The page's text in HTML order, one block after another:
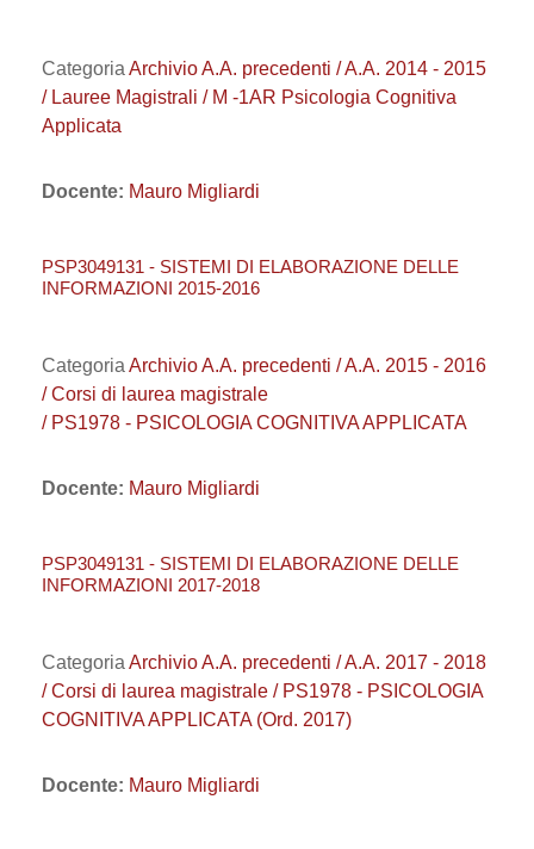
Categoria Archivio A.A. precedenti / A.A. 2014 - 2015
/ Lauree Magistrali / M -1AR Psicologia Cognitiva
Applicata
Docente: Mauro Migliardi
PSP3049131 - SISTEMI DI ELABORAZIONE DELLE
INFORMAZIONI 2015-2016
Categoria Archivio A.A. precedenti / A.A. 2015 - 2016
/ Corsi di laurea magistrale
/ PS1978 - PSICOLOGIA COGNITIVA APPLICATA
Docente: Mauro Migliardi
PSP3049131 - SISTEMI DI ELABORAZIONE DELLE
INFORMAZIONI 2017-2018
Categoria Archivio A.A. precedenti / A.A. 2017 - 2018
/ Corsi di laurea magistrale / PS1978 - PSICOLOGIA
COGNITIVA APPLICATA (Ord. 2017)
Docente: Mauro Migliardi